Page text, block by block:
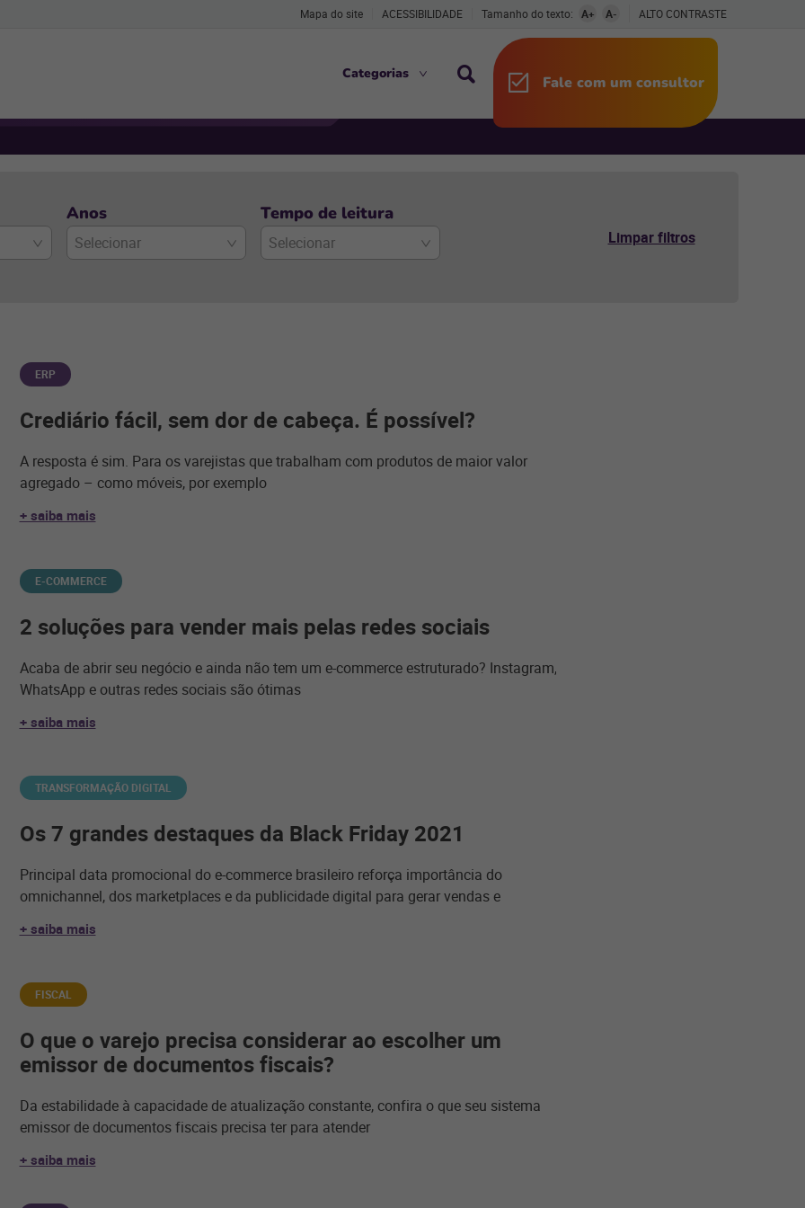
Mapa do site ACESSIBILIDADE Tamanho do texto: A+ A- ALTO CONTRASTE
Categorias Fale com um consultor
Anos
Selecionar
Tempo de leitura
Selecionar Limpar filtros
ERP
Crediário fácil, sem dor de cabeça. É possível?
A resposta é sim. Para os varejistas que trabalham com produtos de maior valor
agregado – como móveis, por exemplo
+ saiba mais
E-COMMERCE
2 soluções para vender mais pelas redes sociais
Acaba de abrir seu negócio e ainda não tem um e-commerce estruturado? Instagram,
WhatsApp e outras redes sociais são ótimas
+ saiba mais
TRANSFORMAÇÃO DIGITAL
Os 7 grandes destaques da Black Friday 2021
Principal data promocional do e-commerce brasileiro reforça importância do
omnichannel, dos marketplaces e da publicidade digital para gerar vendas e
+ saiba mais
FISCAL
O que o varejo precisa considerar ao escolher um
emissor de documentos fiscais?
Da estabilidade à capacidade de atualização constante, confira o que seu sistema
emissor de documentos fiscais precisa ter para atender
+ saiba mais